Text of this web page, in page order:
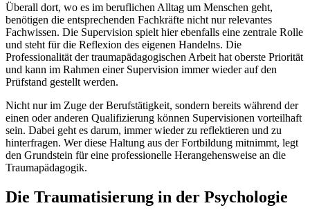
Überall dort, wo es im beruflichen Alltag um Menschen geht,
benötigen die entsprechenden Fachkräfte nicht nur relevantes
Fachwissen. Die Supervision spielt hier ebenfalls eine zentrale Rolle
und steht für die Reflexion des eigenen Handelns. Die
Professionalität der traumapädagogischen Arbeit hat oberste Priorität
und kann im Rahmen einer Supervision immer wieder auf den
Prüfstand gestellt werden.
Nicht nur im Zuge der Berufstätigkeit, sondern bereits während der
einen oder anderen Qualifizierung können Supervisionen vorteilhaft
sein. Dabei geht es darum, immer wieder zu reflektieren und zu
hinterfragen. Wer diese Haltung aus der Fortbildung mitnimmt, legt
den Grundstein für eine professionelle Herangehensweise an die
Traumapädagogik.
Die Traumatisierung in der Psychologie